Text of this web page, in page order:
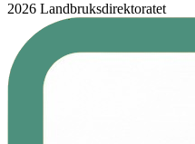
2026 Landbruksdirektoratet